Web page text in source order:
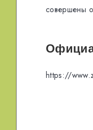
совершены
https://